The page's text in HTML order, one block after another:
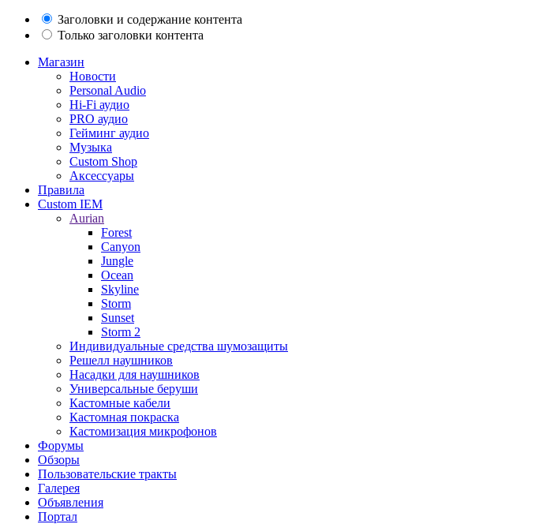
Заголовки и содержание контента
Только заголовки контента
Магазин
Новости
Personal Audio
Hi-Fi аудио
PRO аудио
Гейминг аудио
Музыка
Custom Shop
Аксессуары
Правила
Custom IEM
Aurian
Forest
Canyon
Jungle
Ocean
Skyline
Storm
Sunset
Storm 2
Индивидуальные средства шумозащиты
Решелл наушников
Насадки для наушников
Универсальные беруши
Кастомные кабели
Кастомная покраска
Кастомизация микрофонов
Форумы
Обзоры
Пользовательские тракты
Галерея
Объявления
Портал